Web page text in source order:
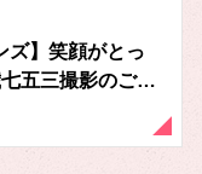
ズ】笑顔がとっ
五三撮影のご紹